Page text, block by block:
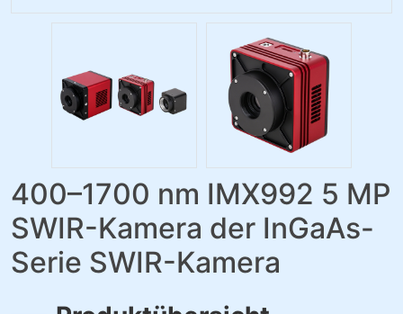
400–1700 nm IMX992 5 MP
SWIR-Kamera der InGaAs-
Serie SWIR-Kamera